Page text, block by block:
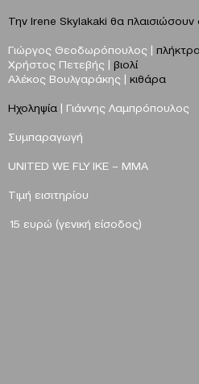
Την Irene Skylakaki θα πλαισιώσουν
Γιώργος Θεοδωρόπουλος |
Χρήστος Πετεβής | βιολί
Αλέκος Βουλγαράκης | κιθάρα
Ηχοληψία | Γιάννης Λαμπρόπουλος
Συμπαραγωγή
UNITED WE FLY ΙΚΕ – ΜΜΑ
Τιμή εισιτηρίου
15 ευρώ (γενική είσοδος)